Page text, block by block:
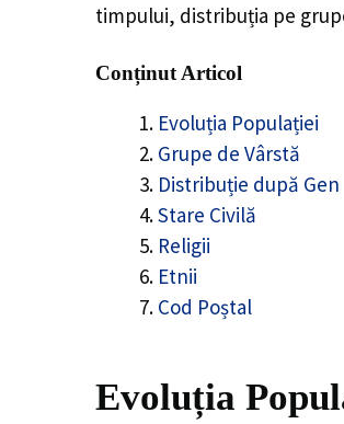
timpului, distribuția pe
Conținut Articol
Evoluția Populației
Grupe de Vârstă
Distribuție după Gen
Stare Civilă
Religii
Etnii
Cod Poștal
Evoluția